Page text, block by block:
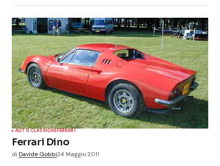
AUTO CLASSICHEFERRARI
Ferrari Dino
di Davide Gobbi24 Maggio 2011